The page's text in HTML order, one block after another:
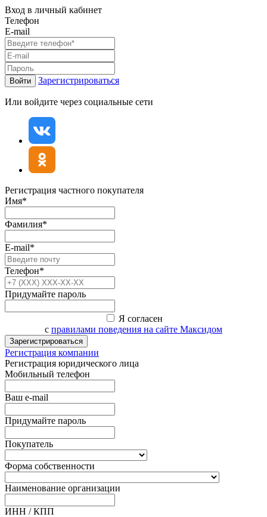
Вход в личный кабинет
Телефон
E-mail
Войти Зарегистрироваться
Или войдите через социальные сети
Регистрация частного покупателя
Имя*
Фамилия*
E-mail*
Телефон*
Придумайте пароль
Я согласен
с правилами поведения на сайте Максидом
Зарегистрироваться
Регистрация компании
Регистрация юридического лица
Мобильный телефон
Ваш e-mail
Придумайте пароль
Покупатель
Форма собственности
Наименование организации
ИНН / КПП